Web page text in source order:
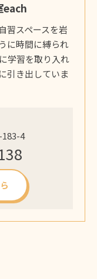
each
習スペースを岩
に時間に縛られ
学習を取り入れ
引き出していま
4